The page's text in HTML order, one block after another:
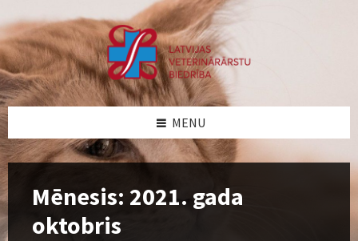
to
content
to
left
sidebar
to
right
sidebar
to
footer
MENU
Mēnesis: 2021. gada
oktobris